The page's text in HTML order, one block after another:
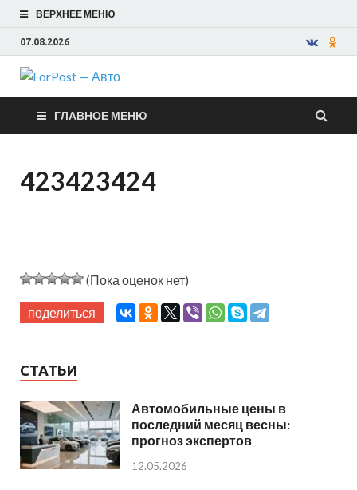
ВЕРХНЕЕ МЕНЮ
07.08.2026
ForPost —
Авто
ГЛАВНОЕ МЕНЮ
423423424
(Пока оценок нет)
поделиться
СТАТЬИ
Автомобильные цены в
последний месяц весны:
прогноз экспертов
12.05.2026